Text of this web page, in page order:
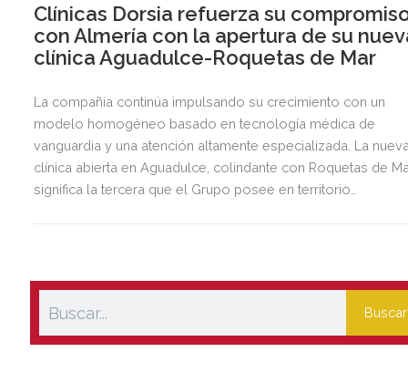
Clínicas Dorsia refuerza su
con Almería con la apertura de su
clínica Aguadulce-Roquetas de Mar
La compañía continúa impulsando su crecimiento con un
modelo homogéneo basado en tecnología médica de
vanguardia y una atención altamente especializada. La
clínica abierta en Aguadulce, colindante con Roquetas de
significa la tercera que el Grupo posee en territorio
Buscar